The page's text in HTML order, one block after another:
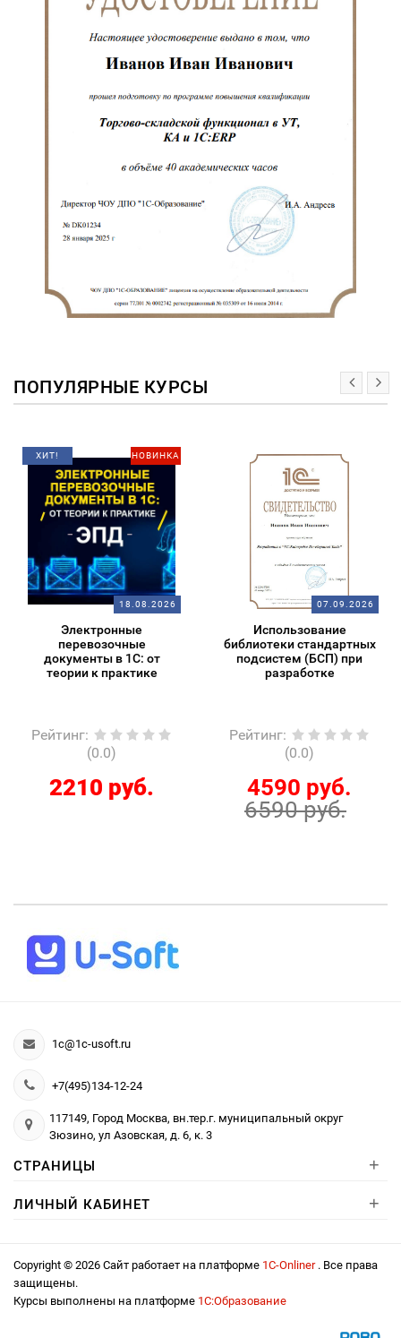
ПОПУЛЯРНЫЕ КУРСЫ
НОВИНКА
18.08.2026
1С: от
07.09.2026
Использование
библиотеки стандартных
подсистем (БСП) при
разработке
Рейтинг:
4590 руб.
Рейтинг:
210
1c@1c-usoft.ru
+7(495)134-12-24
117149, Город Москва, вн.тер.г. муниципальный округ
Зюзино, ул Азовская, д. 6, к. 3
СТРАНИЦЫ +
ЛИЧНЫЙ КАБИНЕТ +
Copyright © 2026 Сайт работает на платформе 1С-Onliner . Все права
защищены.
Курсы выполнены на платформе 1С:Образование